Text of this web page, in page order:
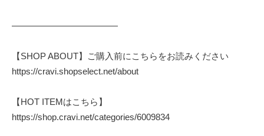
————————————
【SHOP ABOUT】ご購入前にこちらをお読みください
https://cravi.shopselect.net/about
【HOT ITEMはこちら】
https://shop.cravi.net/categories/6009834